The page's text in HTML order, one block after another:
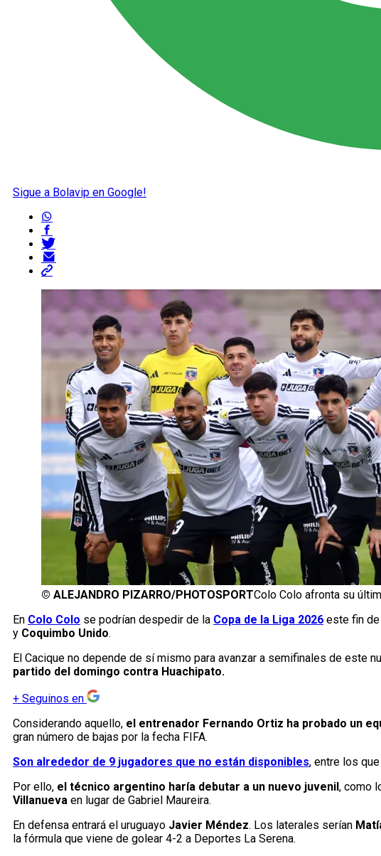
Sigue a Bolavip en Google!
© ALEJANDRO PIZARRO/PHOTOSPORTColo Colo afronta su
En Colo Colo se podrían despedir de la Copa de la Liga 2026 este fin
y Coquimbo Unido.
El Cacique no depende de sí mismo para avanzar a semifinales de este
partido del domingo contra Huachipato.
+ Seguinos en
Considerando aquello, el entrenador Fernando Ortiz ha probado un
gran número de bajas por la fecha FIFA.
Son alrededor de 9 jugadores que no están disponibles, entre los
Por ello, el técnico argentino haría debutar a un nuevo juvenil , como
Villanueva en lugar de Gabriel Maureira.
En defensa entrará el uruguayo Javier Méndez. Los laterales serían
la fórmula que viene de golear 4-2 a Deportes La Serena.